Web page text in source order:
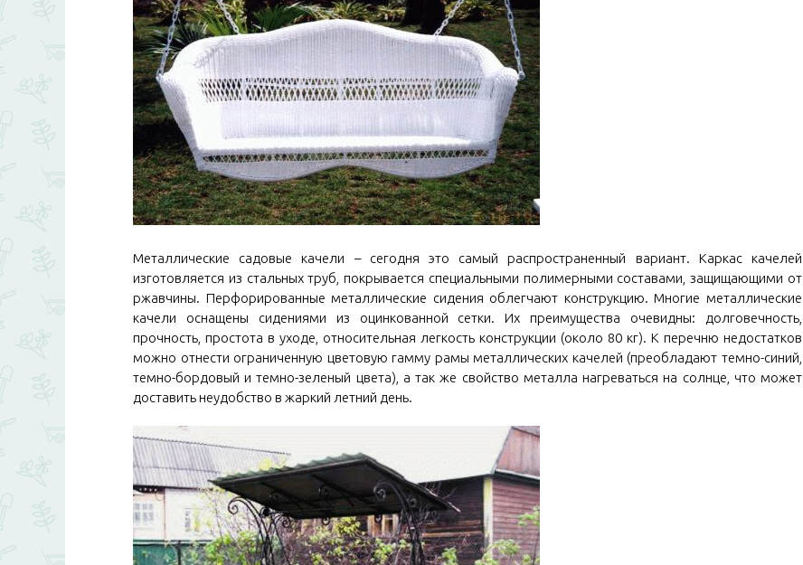
Металлические садовые качели – сегодня это самый распространенный вариант. Каркас качелей
изготовляется из стальных труб, покрывается специальными полимерными составами, защищающими от
ржавчины. Перфорированные металлические сидения облегчают конструкцию. Многие металлические
качели оснащены сидениями из оцинкованной сетки. Их преимущества очевидны: долговечность,
прочность, простота в уходе, относительная легкость конструкции (около 80 кг). К перечню недостатков
можно отнести ограниченную цветовую гамму рамы металлических качелей (преобладают темно-синий,
темно-бордовый и темно-зеленый цвета), а так же свойство металла нагреваться на солнце, что может
доставить неудобство в жаркий летний день.